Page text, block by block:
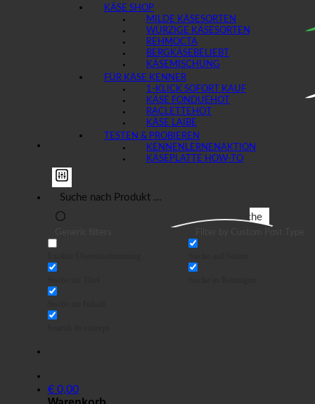
Suche
€ 0,00
KÄSE SHOP
MILDE KÄSESORTEN
WÜRZIGE KÄSESORTEN
REHMOCTA
BERGKÄSE
KÄSEMISCHUNG
FÜR KÄSE KENNER
1-KLICK SOFORT KAUF
KÄSE FONDUE
RACLETTE
KÄSE LAIBE
TESTEN & PROBIEREN
KENNENLERNEN
KÄSEPLATTE HOW-TO